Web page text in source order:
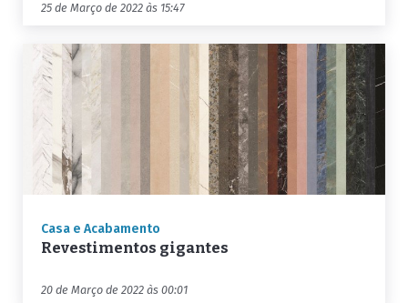
25 de Março de 2022 às 15:47
Casa e Acabamento
Revestimentos gigantes
20 de Março de 2022 às 00:01